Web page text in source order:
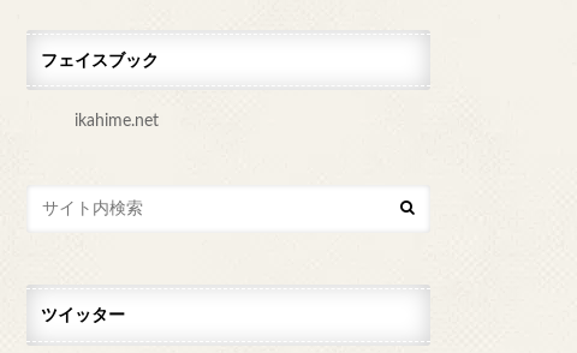
フェイスブック
ikahime.net
ツイッター